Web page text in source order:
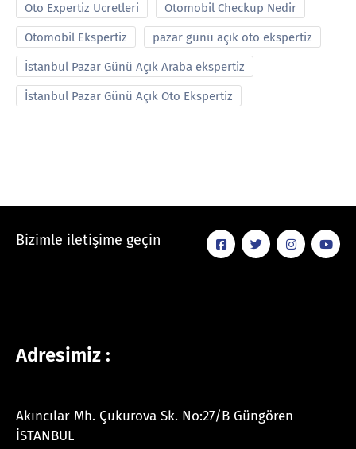
Oto Expertiz Ucretleri Otomobil Checkup Nedir
Otomobil Ekspertiz pazar günü açık oto ekspertiz
İstanbul Pazar Günü Açık Araba ekspertiz
İstanbul Pazar Günü Açık Oto Ekspertiz
Bizimle iletişime geçin
Adresimiz :
Akıncılar Mh. Çukurova Sk. No:27/B Güngören
İSTANBUL